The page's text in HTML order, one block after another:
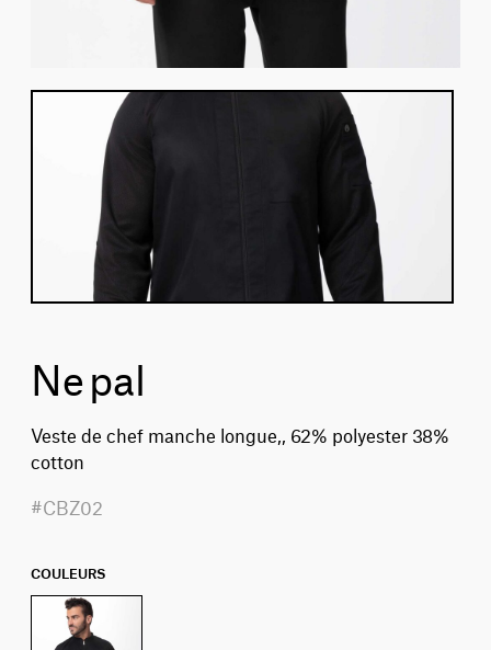
Nepal
Veste de chef manche longue,, 62% polyester 38%
cotton
#CBZ02
COULEURS